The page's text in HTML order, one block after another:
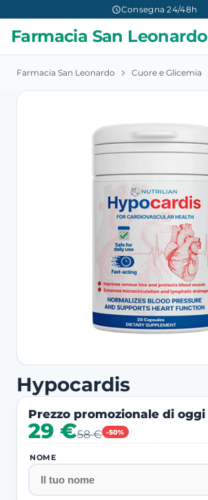
Consegna 24/48h
Farmacia San Leonardo
Farmacia San Leonardo Cuore e Glicemia
Hypocardis
Prezzo promozionale di oggi
-50%
29 €58 €
NOME